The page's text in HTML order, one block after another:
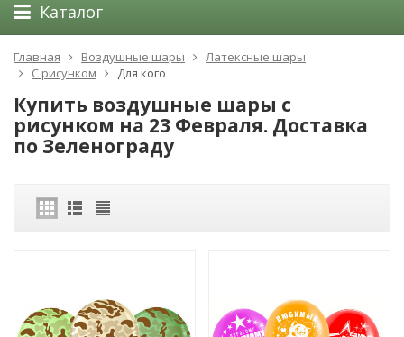
Каталог
Главная Воздушные шары
Латексные шары
С рисунком
Для кого
Купить воздушные шары с
рисунком на 23 Февраля. Доставка
по Зеленограду